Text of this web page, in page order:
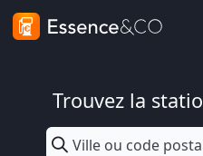
Trouvez la